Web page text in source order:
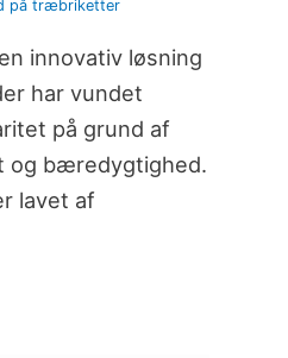
på træbriketter
innovativ løsning
har vundet
på grund af
og bæredygtighed.
lavet af